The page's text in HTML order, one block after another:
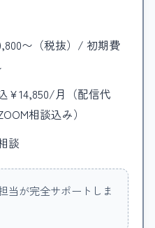
〜（税抜）/ 初期費
¥14,850/月（配信代
相談込み）
談
当が完全サポートしま